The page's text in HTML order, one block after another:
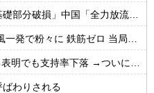
」台風15号「中国接近（画像」中国「台風同時上陸！（穀物生産が壊滅危機」→
接着剤でくっつけただけ」「正常で、品質問題はない」
も支持率下落 →ついに６割割れ
ばわりされる